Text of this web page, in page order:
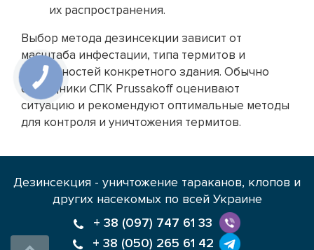
их распространения.
Выбор метода дезинсекции зависит от
масштаба инфестации, типа термитов и
особенностей конкретного здания. Обычно
сотрудники СПК Prussakoff оценивают
ситуацию и рекомендуют оптимальные методы
для контроля и уничтожения термитов.
Дезинсекция - уничтожение тараканов, клопов и
других насекомых по всей Украине
+ 38 (097) 747 61 33
+ 38 (050) 265 61 42